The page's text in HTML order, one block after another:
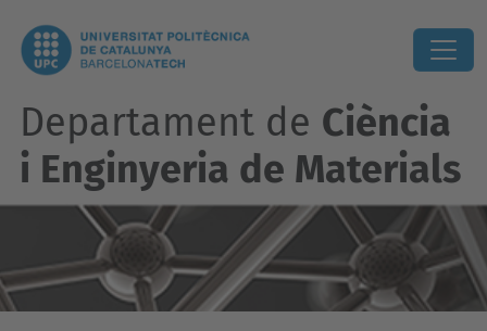
Departament de Ciència
i Enginyeria de Materials